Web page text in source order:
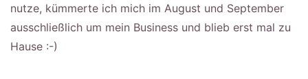
nutze, kümmerte ich mich im August und September
ausschließlich um mein Business und blieb erst mal zu
Hause :-)